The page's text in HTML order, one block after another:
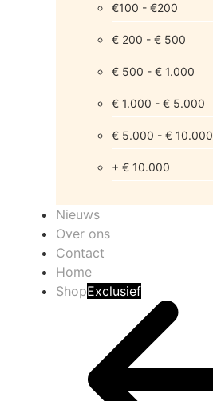
€100 - €200
€ 200 - € 500
€ 500 - € 1.000
€ 1.000 - € 5.000
€ 5.000 - € 10.000
+ € 10.000
Nieuws
Over ons
Contact
Home
ShopExclusief